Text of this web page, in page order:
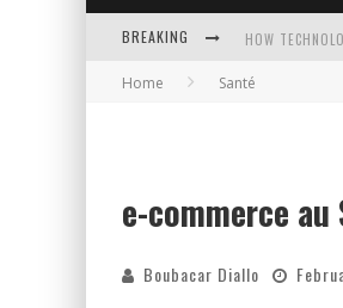
BREAKING
HOW
Home Santé
e-commerce
Boubacar Diallo